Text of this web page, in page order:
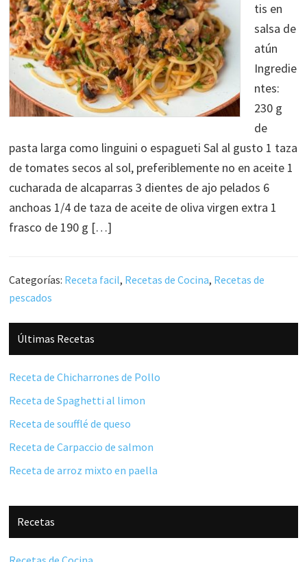
tis en
salsa de
atún
Ingredie
ntes:
230 g
de
pasta larga como linguini o espagueti Sal al gusto 1 taza
de tomates secos al sol, preferiblemente no en aceite 1
cucharada de alcaparras 3 dientes de ajo pelados 6
anchoas 1/4 de taza de aceite de oliva virgen extra 1
frasco de 190 g […]
Categorías: Receta facil, Recetas de Cocina, Recetas de
pescados
Barra
lateral
principal
Últimas Recetas
Receta de Chicharrones de Pollo
Receta de Spaghetti al limon
Receta de soufflé de queso
Receta de Carpaccio de salmon
Receta de arroz mixto en paella
Recetas